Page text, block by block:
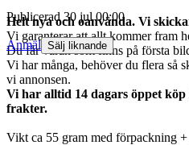
Helt nya och oanvända. Vi
Vi garanterar att allt kommer fram
Du får varan som finns på första
Vi har många, behöver du flera så
vi annonsen.
Vi har alltid 14 dagars öppet
frakter.
Vikt ca 55 gram med förpackning
Publicerad 30 jul 00:00
Anmäl Sälj liknande